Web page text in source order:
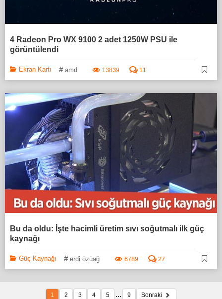
4 Radeon Pro WX 9100 2 adet 1250W PSU ile
görüntülendi
Ekran Kartı # amd 13839 11
Bu da oldu: İşte hacimli üretim sıvı soğutmalı ilk güç
kaynağı
Güç Kaynağı # erdi özüağ 6789 27
1 2 3 4 5 ... 9 Sonraki